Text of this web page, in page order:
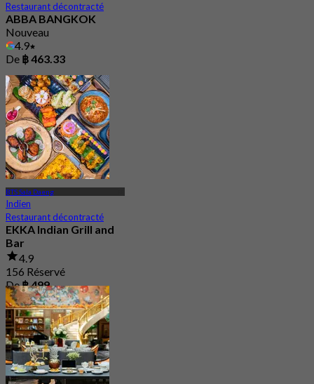
Restaurant décontracté
ABBA BANGKOK
Nouveau
4.9
De ฿ 463.33
BTS Sala Daeng
Indien
Restaurant décontracté
EKKA Indian Grill and
Bar
4.9
156 Réservé
De฿ 499